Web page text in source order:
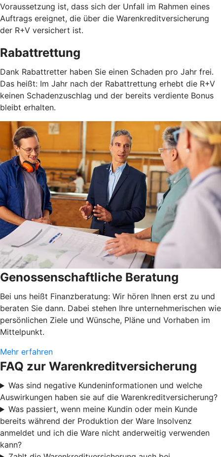
Voraussetzung ist, dass sich der Unfall im Rahmen eines
Auftrags ereignet, die über die Warenkreditversicherung
der R+V versichert ist.
Rabattrettung
Dank Rabattretter haben Sie einen Schaden pro Jahr frei.
Das heißt: Im Jahr nach der Rabattrettung erhebt die R+V
keinen Schadenzuschlag und der bereits verdiente Bonus
bleibt erhalten.
Genossenschaftliche Beratung
Bei uns heißt Finanzberatung: Wir hören Ihnen erst zu und
beraten Sie dann. Dabei stehen Ihre unternehmerischen wie
persönlichen Ziele und Wünsche, Pläne und Vorhaben im
Mittelpunkt.
Mehr erfahren
FAQ zur Warenkreditversicherung
Was sind negative Kundeninformationen und welche
Auswirkungen haben sie auf die Warenkreditversicherung?
Was passiert, wenn meine Kundin oder mein Kunde
bereits während der Produktion der Ware Insolvenz
anmeldet und ich die Ware nicht anderweitig verwenden
kann?